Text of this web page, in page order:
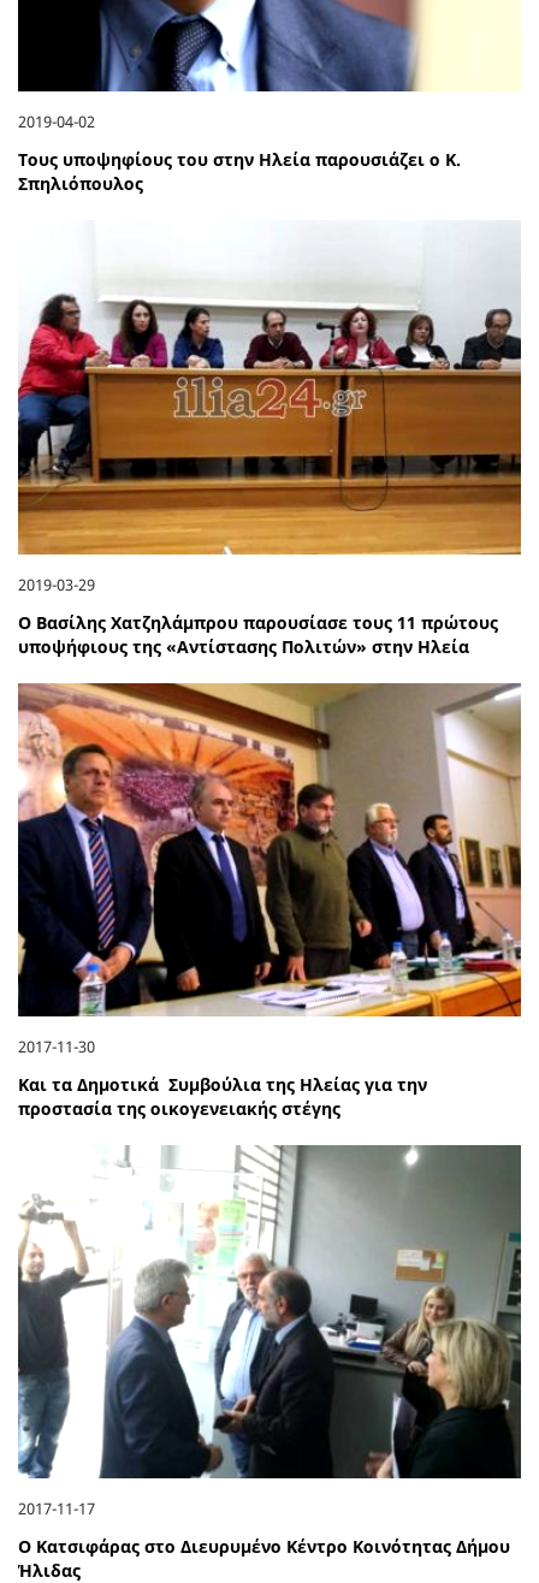
2019-04-02
Τους υποψηφίους του στην Ηλεία παρουσιάζει ο Κ.
Σπηλιόπουλος
2019-03-29
Ο Βασίλης Χατζηλάμπρου παρουσίασε τους 11 πρώτους
υποψήφιους της «Αντίστασης Πολιτών» στην Ηλεία
2017-11-30
Και τα Δημοτικά Συμβούλια της Ηλείας για την
προστασία της οικογενειακής στέγης
2017-11-17
Ο Κατσιφάρας στο Διευρυμένο Κέντρο Κοινότητας Δήμου
Ήλιδας